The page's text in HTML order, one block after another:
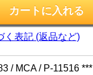
く表記 (返品など)
/ MCA / P-11516 ***